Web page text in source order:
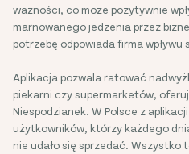
ważności, co może pozytywnie
marnowanego jedzenia przez
potrzebę odpowiada firma wpływu
Aplikacja pozwala ratować
piekarni czy supermarketów,
Niespodzianek. W Polsce z
użytkowników, którzy każdego
nie udało się sprzedać.